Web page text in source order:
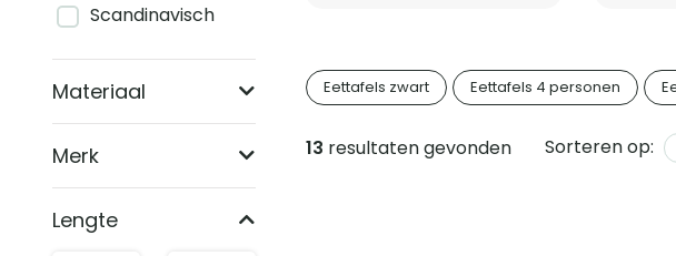
Eettafels zwart Eettafels 4 personen
Producten
13 resultaten gevonden Sorteren op:
Scandinavisch
Materiaal
Merk
Lengte